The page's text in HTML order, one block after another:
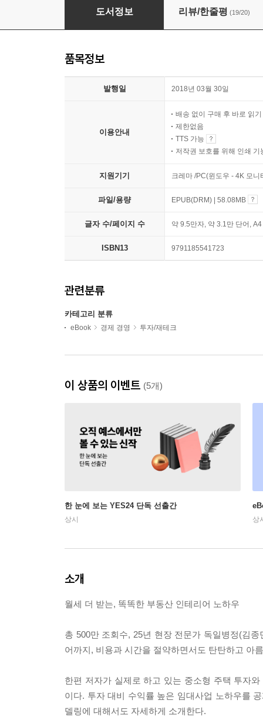
똑똑한 부동산 인테리어
도서정보 리뷰/한줄평 (19/20)
품목정보
발행일 2018년 03월 30일
이용안내
배송 없이 구매 후 바로 읽기
제한없음
TTS 가능
저작권 보호를 위해 인쇄 기
지원기기 크레마 /PC(윈도우 - 4K 모
파일/용량 EPUB(DRM) | 58.08MB
글자 수/페이지 수 약 9.5만자, 약 3.1만 단어,
ISBN13 9791185541723
관련분류
카테고리 분류
eBook 경제 경영 투자/재테크
이 상품의 이벤트 (5개)
한 눈에 보는 YES24 단독 선출간
상시 상
소개
월세 더 받는, 똑똑한 부동산 인테리어 노하우
총 500만 조회수, 25년 현장 전문가 독일병정(김
어까지, 비용과 시간을 절약하면서도 탄탄하고 아
한편 저자가 실제로 하고 있는 중소형 주택 투자
이다. 투자 대비 수익률 높은 임대사업 노하우를
델링에 대해서도 자세하게 소개한다.